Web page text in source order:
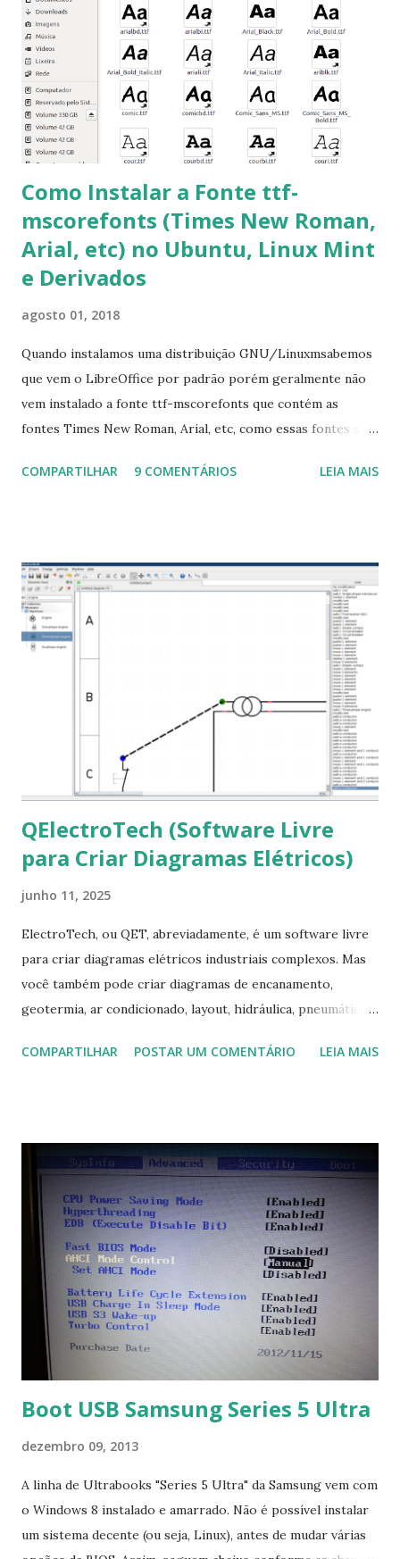
clicando em “Ok” Agora aceite os termos de uso clicando
em “Sim” Pronto agora abra o LibreOffice e veja se as
fontes Times New Roman, Arial estão instaladas. Caso
ocorra algum erro ou precisa reinstalar, execute: $ sudo
apt-get install --reinstall ttf-mscorefonts-installer
Como Instalar a Fonte ttf-
mscorefonts (Times New Roman,
Arial, etc) no Ubuntu, Linux Mint
e Derivados
agosto 01, 2018
Quando instalamos uma distribuição GNU/Linuxmsabemos
que vem o LibreOffice por padrão porém geralmente não
vem instalado a fonte ttf-mscorefonts que contém as
fontes Times New Roman, Arial, etc, como essas fontes são
a Associação Brasileira de Normas Técnicas (ABNT), exige
que contém essas fontes. Ao instalar o GNU/Linux abra o
terminal e execute o comando: $ sudo apt-get install ttf-
mscorefonts-installer Leia os termos de uso e avance
clicando em “Ok” Agora aceite os termos de uso clicando
em “Sim” Pronto agora abra o LibreOffice e veja se as
fontes Times New Roman, Arial estão instaladas. Caso
ocorra algum erro ou precisa reinstalar, execute: $ sudo
apt-get install --reinstall ttf-mscorefonts-installer
COMPARTILHAR 9 COMENTÁRIOS LEIA MAIS
QElectroTech (Software Livre
para Criar Diagramas Elétricos)
junho 11, 2025
ElectroTech, ou QET, abreviadamente, é um software livre
para criar diagramas elétricos industriais complexos. Mas
você também pode criar diagramas de encanamento,
geotermia, ar condicionado, layout, hidráulica, pneumática,
Na última versão 0.100, a coleção contém mais de 8.000
COMPARTILHAR POSTAR UM COMENTÁRIO LEIA MAIS
Boot USB Samsung Series 5 Ultra
dezembro 09, 2013
A linha de Ultrabooks "Series 5 Ultra" da Samsung vem com
o Windows 8 instalado e amarrado. Não é possível instalar
um sistema decente (ou seja, Linux), antes de mudar várias